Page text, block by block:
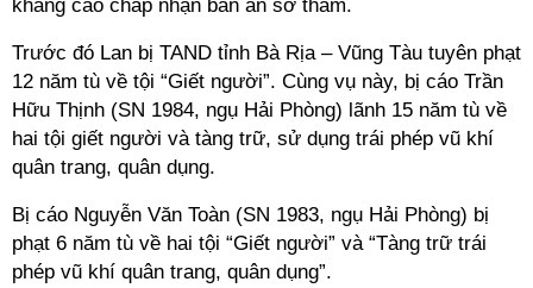
kháng cáo chấp nhận bản án sơ thẩm.
Trước đó Lan bị TAND tỉnh Bà Rịa – Vũng Tàu tuyên phạt
12 năm tù về tội “Giết người”. Cùng vụ này, bị cáo Trần
Hữu Thịnh (SN 1984, ngụ Hải Phòng) lãnh 15 năm tù về
hai tội giết người và tàng trữ, sử dụng trái phép vũ khí
quân trang, quân dụng.
Bị cáo Nguyễn Văn Toàn (SN 1983, ngụ Hải Phòng) bị
phạt 6 năm tù về hai tội “Giết người” và “Tàng trữ trái
phép vũ khí quân trang, quân dụng”.